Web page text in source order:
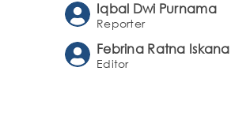
Iqbal Dwi Purnama
Reporter
Febrina Ratna Iskana
Editor